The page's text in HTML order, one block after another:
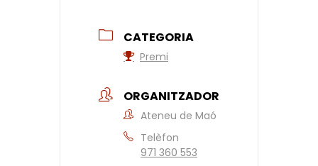
CATEGORIA
Premi
ORGANITZADOR
Ateneu de Maó
Telèfon
971 360 553